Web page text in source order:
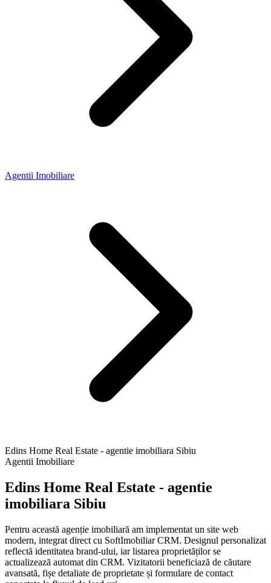
Agentii Imobiliare
Edins Home Real Estate - agentie imobiliara Sibiu
Agentii Imobiliare
Edins Home Real Estate - agentie
imobiliara Sibiu
Pentru această agenție imobiliară am implementat un site web
modern, integrat direct cu SoftImobiliar CRM. Designul personalizat
reflectă identitatea brand-ului, iar listarea proprietăților se
actualizează automat din CRM. Vizitatorii beneficiază de căutare
avansată, fișe detaliate de proprietate și formulare de contact